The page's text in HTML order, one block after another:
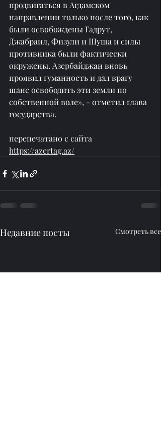
продвигаться в Агдамском
направлении только после того, как
были освобождены Гадрут,
Джабраил, Физули и Шуша и силы
противника были фактически
окружены. Азербайджан вновь
проявил гуманность и дал врагу
шанс освободить эти земли по
собственной воле», - отметил глава
государства.
перепечатано с сайта
https://azertag.az/
Недавние посты Смотреть все